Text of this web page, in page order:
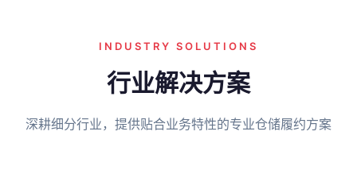
INDUSTRY SOLUTIONS
行业解决方案
深耕细分行业，提供贴合业务特性的专业仓储履约方案